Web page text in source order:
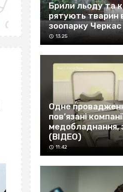
Брили льоду та
рятують тварин
зоопарку Черкас
13:25
Одне
пов’язані
медобладнання,
(ВІДЕО)
11:42